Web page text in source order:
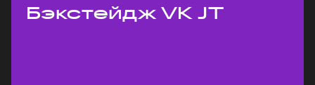
Бэкстейдж VK JT